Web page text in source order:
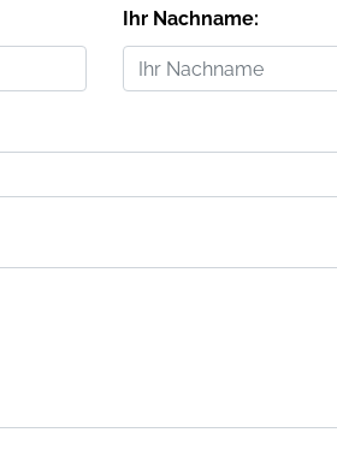
Ihr Nachname: